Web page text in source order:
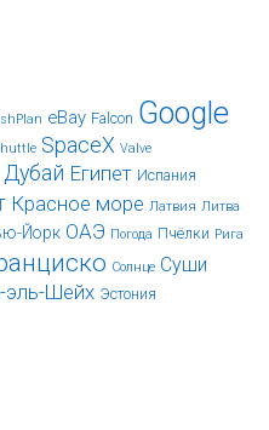
eBay Falcon Google
SpaceX Valve
Дубай Египет Испания
Красное море Латвия Литва
Йорк ОАЭ Погода Пчёлки Рига
Солнце Суши
Шейх Эстония